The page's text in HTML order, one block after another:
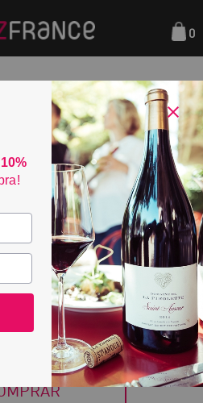
0
50
Grande
Alvarin...
POR: R$ 114,50
10%